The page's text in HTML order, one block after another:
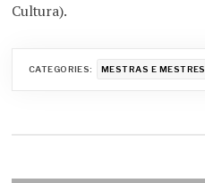
Cultura).
CATEGORIES: MESTRAS E MESTRES